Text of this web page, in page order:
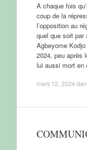
A chaque fois
coup de la
l’opposition au
quel que soit par
Agbeyome
2024, peu après
lui aussi mort
mars 12, 2024